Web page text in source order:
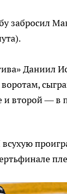
забросил
Даниил
и второй — в